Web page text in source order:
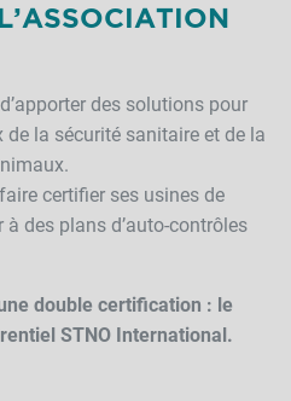
des solutions pour
la sécurité sanitaire et de la
certifier ses usines de
des plans d’auto-contrôles
double certification : le
STNO International.